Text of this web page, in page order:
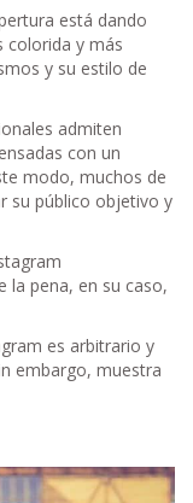
está dando
colorida y más
y su estilo de
admiten
con un
modo, muchos de
su público objetivo y
la pena, en su caso,
es arbitrario y
embargo, muestra